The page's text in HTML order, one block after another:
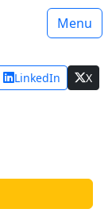
Menu
LinkedIn
X